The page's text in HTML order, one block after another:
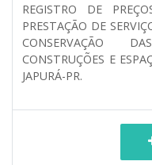
REGISTRO DE
PRESTAÇÃO DE
CONSERVAÇÃO
CONSTRUÇÕES E
JAPURÁ-PR.